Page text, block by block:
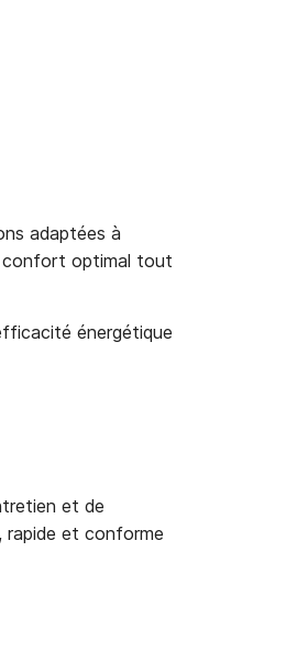
adaptées à
confort optimal tout
énergétique
et de
rapide et conforme